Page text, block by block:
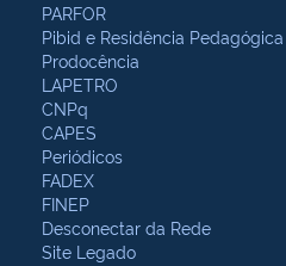
PARFOR
Pibid e Residência Pedagógica
Prodocência
LAPETRO
CNPq
CAPES
Periódicos
FADEX
FINEP
Desconectar da Rede
Site Legado